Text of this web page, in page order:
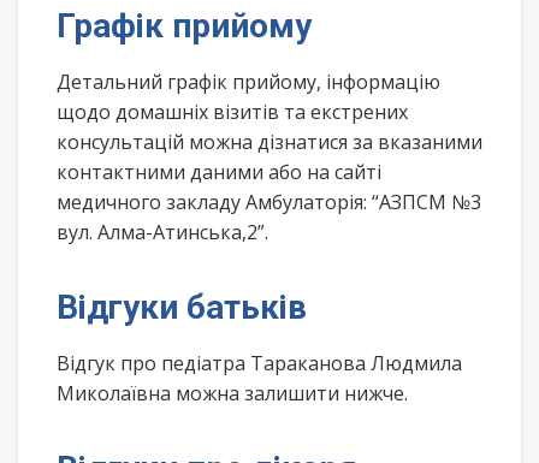
Графік прийому
Детальний графік прийому, інформацію
щодо домашніх візитів та екстрених
консультацій можна дізнатися за вказаними
контактними даними або на сайті
медичного закладу Амбулаторія: “АЗПСМ №3
вул. Алма-Атинська,2”.
Відгуки батьків
Відгук про педіатра Тараканова Людмила
Миколаївна можна залишити нижче.